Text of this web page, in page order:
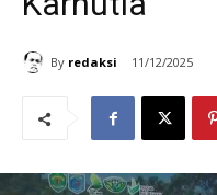
By redaksi 11/12/2025